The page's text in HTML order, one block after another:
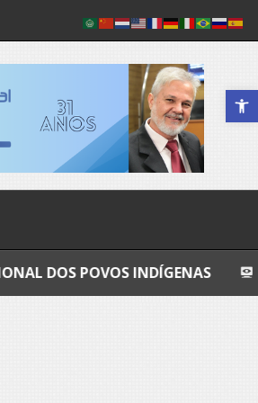
Abrir a
INDÍGENAS COSMOS